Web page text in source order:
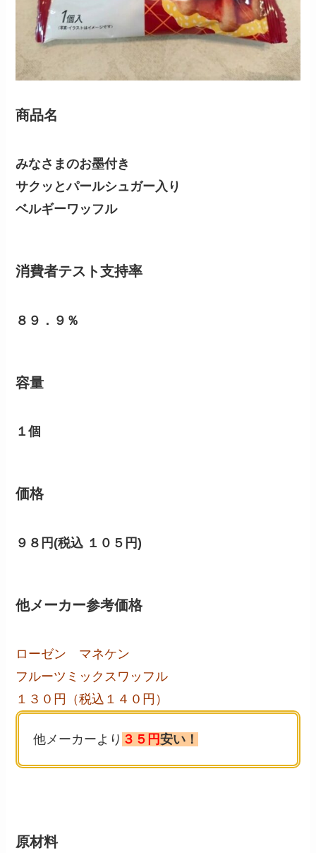
商品名
みなさまのお墨付き
サクッとパールシュガー入り
ベルギーワッフル
消費者テスト支持率
８９．９％
容量
１個
価格
９８円(税込 １０５円)
他メーカー参考価格
ローゼン マネケン
フルーツミックスワッフル
１３０円（税込１４０円）
他メーカーより ３５円安い！
原材料